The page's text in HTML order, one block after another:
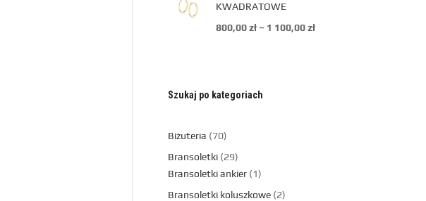
KWADRATOWE
800,00zł – 1 100,00zł
Szukaj po kategoriach
Biżuteria
70
Bransoletki 29
Bransoletki ankier 1
Bransoletki koluszkowe 2